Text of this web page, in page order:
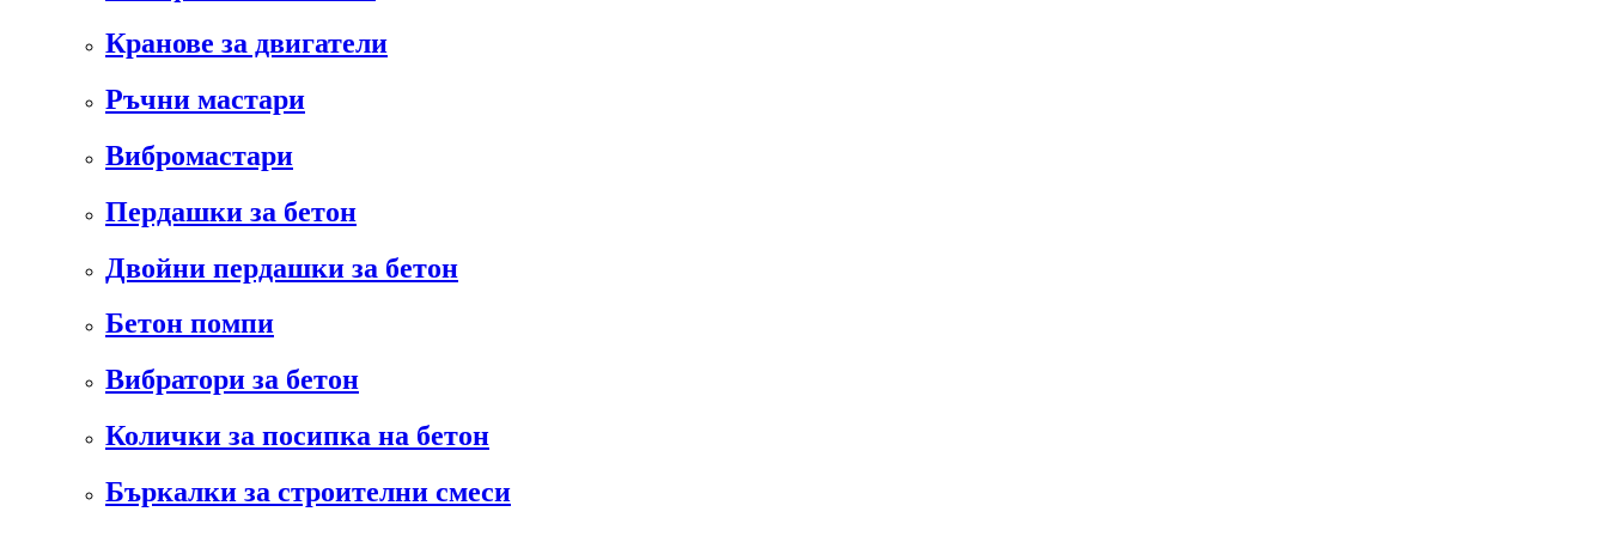
Кранове за двигатели
Ръчни мастари
Вибромастари
Пердашки за бетон
Двойни пердашки за бетон
Бетон помпи
Вибратори за бетон
Колички за посипка на бетон
Бъркалки за строителни смеси